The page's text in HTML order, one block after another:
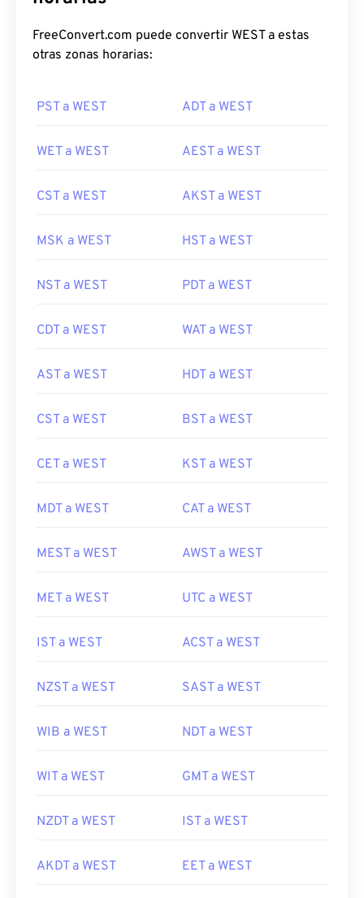
FreeConvert.com puede convertir WEST a estas
otras zonas horarias:
PST a WEST ADT a WEST
WET a WEST AEST a WEST
CST a WEST AKST a WEST
MSK a WEST HST a WEST
NST a WEST PDT a WEST
CDT a WEST WAT a WEST
AST a WEST HDT a WEST
CST a WEST BST a WEST
CET a WEST KST a WEST
MDT a WEST CAT a WEST
MEST a WEST AWST a WEST
MET a WEST UTC a WEST
IST a WEST ACST a WEST
NZST a WEST SAST a WEST
WIB a WEST NDT a WEST
WIT a WEST GMT a WEST
NZDT a WEST IST a WEST
AKDT a WEST EET a WEST